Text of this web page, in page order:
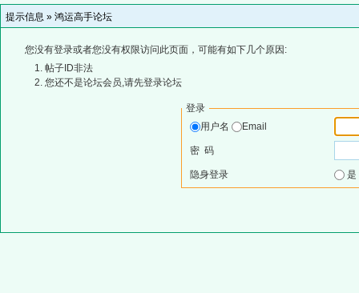
提示信息 » 鸿运高手论坛
您没有登录或者您没有权限访问此页面，可能有如下几个原因:
帖子ID非法
您还不是论坛会员,请先登录论坛
登录
用户名
Email
密 码
隐身登录